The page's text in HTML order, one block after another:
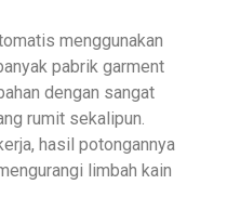
menggunakan
pabrik garment
dengan sangat
rumit sekalipun.
hasil potongannya
limbah kain